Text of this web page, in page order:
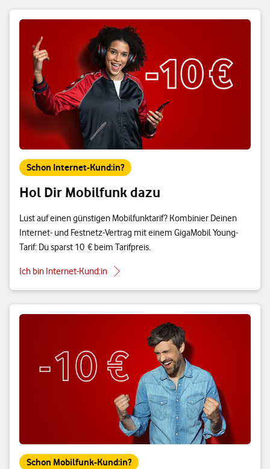
Schon Internet-Kund:in?
Hol Dir Mobilfunk dazu
Lust auf einen günstigen Mobilfunktarif? Kombinier Deinen
Internet- und Festnetz-Vertrag mit einem GigaMobil Young-
Tarif: Du sparst 10 € beim Tarifpreis.
Ich bin Internet-Kund:in
Schon Mobilfunk-Kund:in?